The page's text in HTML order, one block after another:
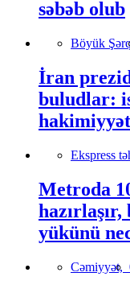
səbəb olub
Böyük
İran
buludlar:
Ekspress
Metroda
yükünü
Cəmiyyət,